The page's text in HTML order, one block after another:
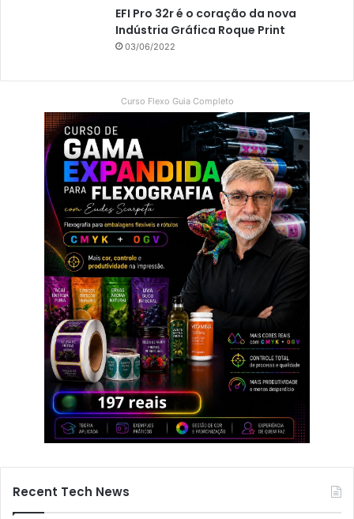
EFI Pro 32r é o coração da nova
Indústria Gráfica Roque Print
03/06/2022
Curso Flexo Guia Completo
Recent Tech News